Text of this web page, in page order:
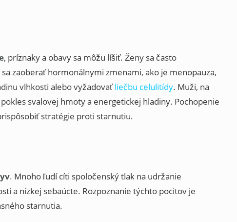
, príznaky a obavy sa môžu líšiť. Ženy sa často
zaoberať hormonálnymi zmenami, ako je menopauza,
vlhkosti alebo vyžadovaťliečbu celulitídy. Muži, na
svalovej hmoty a energetickej hladiny. Pochopenie
stratégie proti starnutiu.
. Mnoho ľudí cíti spoločenský tlak na udržanie
a nízkej sebaúcte. Rozpoznanie týchto pocitov je
starnutia.